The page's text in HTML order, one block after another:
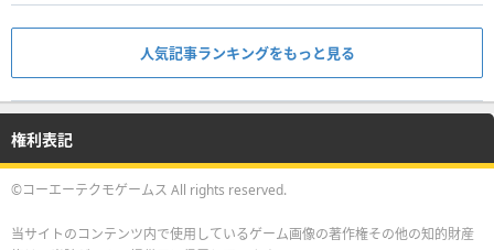
人気記事ランキングをもっと見る
権利表記
©コーエーテクモゲームス All rights reserved.
当サイトのコンテンツ内で使用しているゲーム画像の著作権その他の知的財産